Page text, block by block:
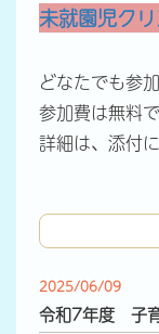
未就園児ク
どなたでも参
参加費は無料
詳細は、添付
2025/06/09
令和7年度 子